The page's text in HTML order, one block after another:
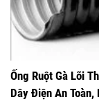
Ống Ruột Gà Lõi
Dây Điện An Toàn,